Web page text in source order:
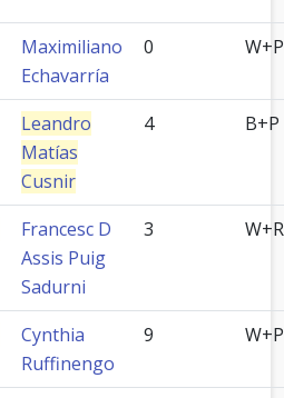
Maximiliano
Echavarría
0 W+P
Leandro
Matías
Cusnir
4 B+P
Francesc D
Assis Puig
Sadurni
3 W+R
Cynthia
Ruffinengo
9 W+P